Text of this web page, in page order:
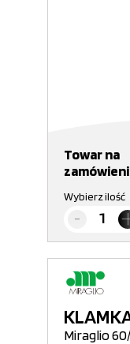
Towar na
Wybierz ilość
Miraglio